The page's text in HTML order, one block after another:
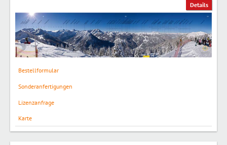
Details
Bestellformular
Sonderanfertigungen
Lizenzanfrage
Karte